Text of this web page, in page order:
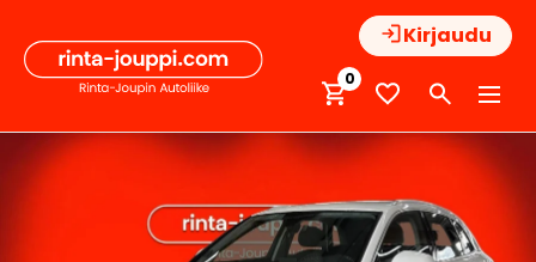
sisältöön
Kirjaudu
0